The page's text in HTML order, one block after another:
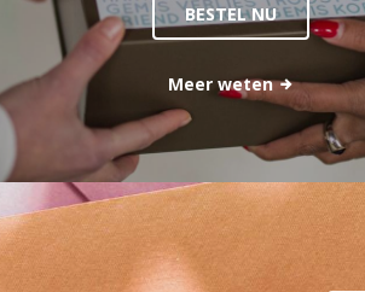
BESTEL NU
Meer weten